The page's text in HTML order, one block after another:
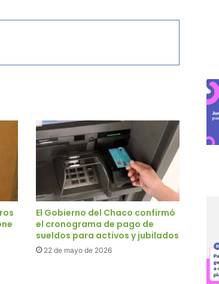
El Gobierno del Chaco confirmó
el cronograma de pago de
sueldos para activos y jubilados
22 de mayo de 2026